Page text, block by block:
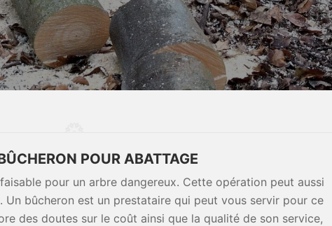
POUR ABATTAGE
pour un arbre dangereux. Cette opération peut aussi
bûcheron est un prestataire qui peut vous servir pour ce
des doutes sur le coût ainsi que la qualité de son service,